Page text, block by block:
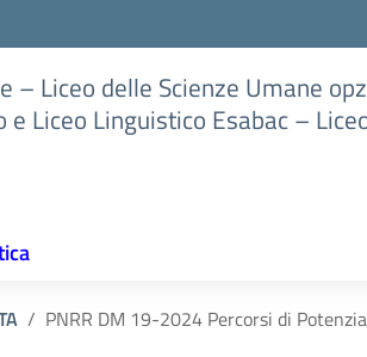
– Liceo delle Scienze Umane
e Liceo Linguistico Esabac –
PNRR DM 19-2024 Percorsi di